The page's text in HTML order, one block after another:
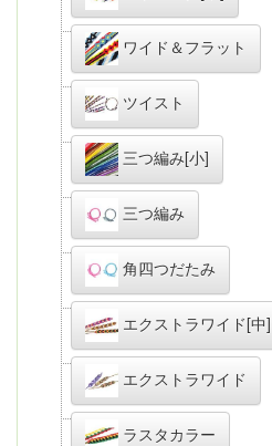
ワイド＆フラット
ツイスト
三つ編み[小]
三つ編み
角四つだたみ
エクストラワイド[中]
エクストラワイド
ラスタカラー